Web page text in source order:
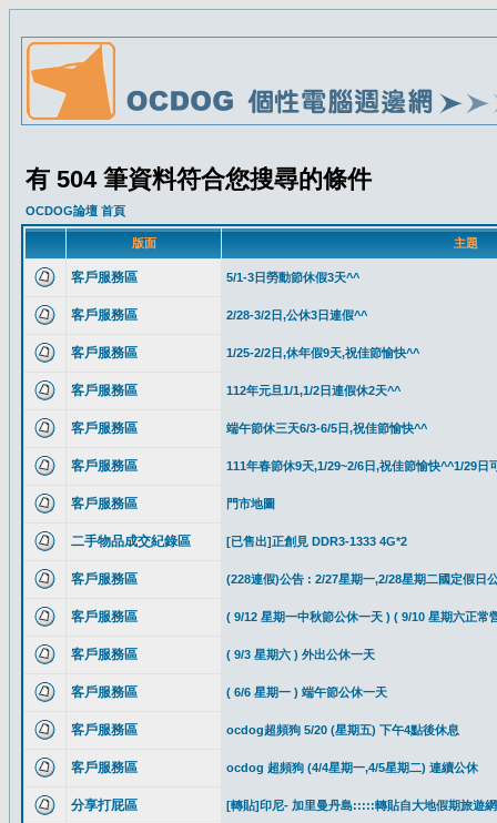
有 504 筆資料符合您搜尋的條件
OCDOG論壇 首頁
版面 主題
客戶服務區 5/1-3日勞動節休假3天^^
客戶服務區 2/28-3/2日,公休3日連假^^
客戶服務區 1/25-2/2日,休年假9天,祝佳節愉快^^
客戶服務區 112年元旦1/1,1/2日連假休2天^^
客戶服務區 端午節休三天6/3-6/5日,祝佳節愉快^^
客戶服務區 111年春節休9天,1/29~2/6日,祝佳節愉快^^1/29日
客戶服務區 門市地圖
二手物品成交紀錄區 [已售出]正創見 DDR3-1333 4G*2
客戶服務區 (228連假)公告 : 2/27星期一,2/28星期二國定假日
客戶服務區 ( 9/12 星期一中秋節公休一天 ) ( 9/10 星期六正常
客戶服務區 ( 9/3 星期六 ) 外出公休一天
客戶服務區 ( 6/6 星期一 ) 端午節公休一天
客戶服務區 ocdog超頻狗 5/20 (星期五) 下午4點後休息
客戶服務區 ocdog 超頻狗 (4/4星期一,4/5星期二) 連續公休
分享打屁區 [轉貼]印尼- 加里曼丹島:::::轉貼自大地假期旅遊